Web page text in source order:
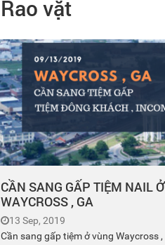
Rao vặt
CẦN SANG GẤP TIỆM NAIL Ở
WAYCROSS , GA
13 Sep, 2019
Cần sang gấp tiệm ở vùng Waycross ,